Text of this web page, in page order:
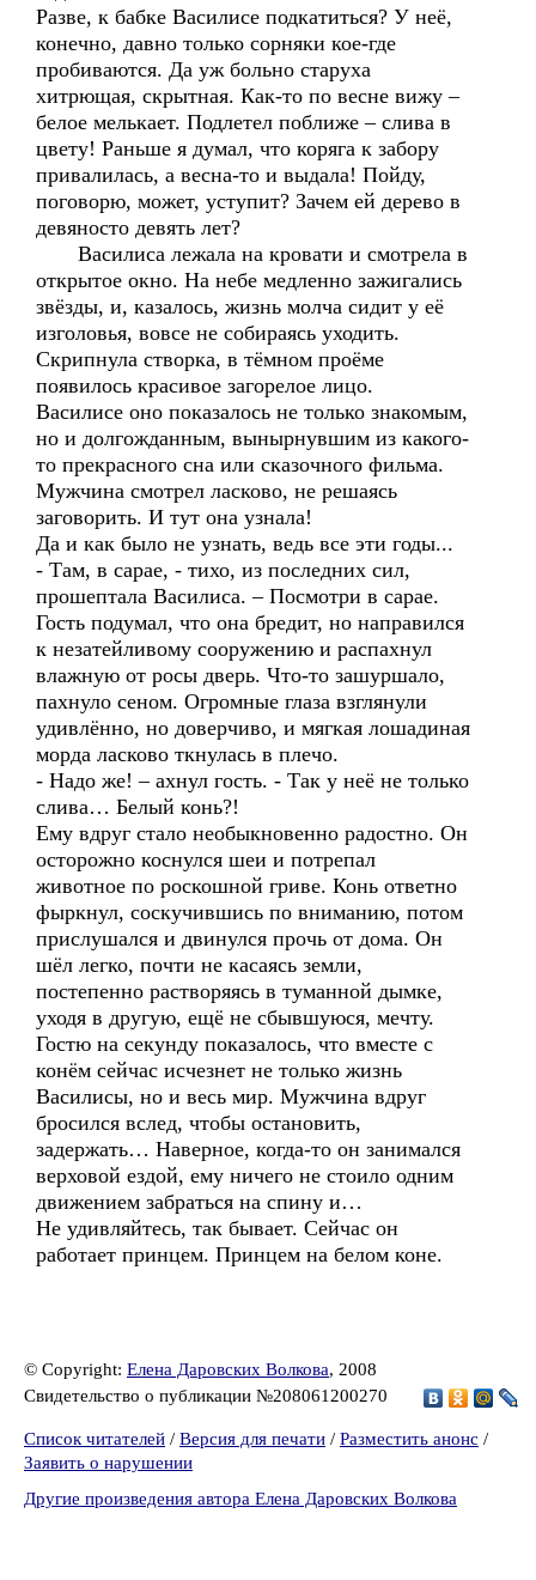
Разве, к бабке Василисе подкатиться? У неё,
конечно, давно только сорняки кое-где
пробиваются. Да уж больно старуха
хитрющая, скрытная. Как-то по весне вижу –
белое мелькает. Подлетел поближе – слива в
цвету! Раньше я думал, что коряга к забору
привалилась, а весна-то и выдала! Пойду,
поговорю, может, уступит? Зачем ей дерево в
девяносто девять лет?
Василиса лежала на кровати и смотрела в
открытое окно. На небе медленно зажигались
звёзды, и, казалось, жизнь молча сидит у её
изголовья, вовсе не собираясь уходить.
Скрипнула створка, в тёмном проёме
появилось красивое загорелое лицо.
Василисе оно показалось не только знакомым,
но и долгожданным, вынырнувшим из какого-
то прекрасного сна или сказочного фильма.
Мужчина смотрел ласково, не решаясь
заговорить. И тут она узнала!
Да и как было не узнать, ведь все эти годы...
- Там, в сарае, - тихо, из последних сил,
прошептала Василиса. – Посмотри в сарае.
Гость подумал, что она бредит, но направился
к незатейливому сооружению и распахнул
влажную от росы дверь. Что-то зашуршало,
пахнуло сеном. Огромные глаза взглянули
удивлённо, но доверчиво, и мягкая лошадиная
морда ласково ткнулась в плечо.
- Надо же! – ахнул гость. - Так у неё не только
слива… Белый конь?!
Ему вдруг стало необыкновенно радостно. Он
осторожно коснулся шеи и потрепал
животное по роскошной гриве. Конь ответно
фыркнул, соскучившись по вниманию, потом
прислушался и двинулся прочь от дома. Он
шёл легко, почти не касаясь земли,
постепенно растворяясь в туманной дымке,
уходя в другую, ещё не сбывшуюся, мечту.
Гостю на секунду показалось, что вместе с
конём сейчас исчезнет не только жизнь
Василисы, но и весь мир. Мужчина вдруг
бросился вслед, чтобы остановить,
задержать… Наверное, когда-то он занимался
верховой ездой, ему ничего не стоило одним
движением забраться на спину и…
Не удивляйтесь, так бывает. Сейчас он
работает принцем. Принцем на белом коне.
© Copyright: Елена Даровских Волкова, 2008
Свидетельство о публикации №208061200270
Список читателей / Версия для печати / Разместить анонс /
Заявить о нарушении
Другие произведения автора Елена Даровских Волкова